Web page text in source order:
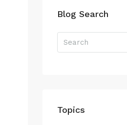
Blog Search
Topics